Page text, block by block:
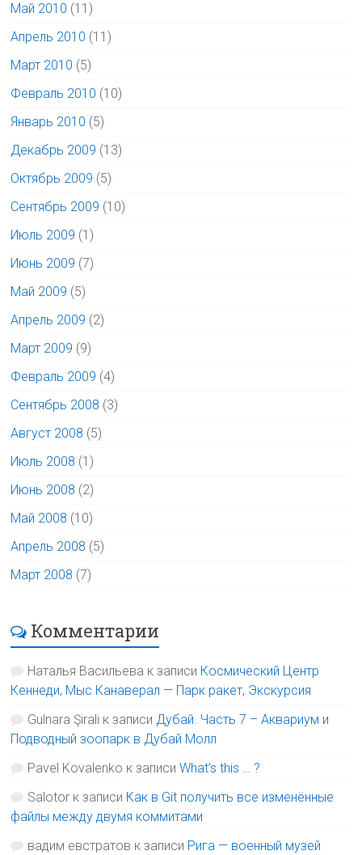
Май 2010 (11)
Апрель 2010 (11)
Март 2010 (5)
Февраль 2010 (10)
Январь 2010 (5)
Декабрь 2009 (13)
Октябрь 2009 (5)
Сентябрь 2009 (10)
Июль 2009 (1)
Июнь 2009 (7)
Май 2009 (5)
Апрель 2009 (2)
Март 2009 (9)
Февраль 2009 (4)
Сентябрь 2008 (3)
Август 2008 (5)
Июль 2008 (1)
Июнь 2008 (2)
Май 2008 (10)
Апрель 2008 (5)
Март 2008 (7)
Комментарии
Наталья Васильева к записи Космический Центр
Кеннеди, Мыс Канаверал — Парк ракет, Экскурсия
Gulnara Şirali к записи Дубай. Часть 7 – Аквариум и
Подводный зоопарк в Дубай Молл
Pavel Kovalenko к записиWhat’s this … ?
Salotor к записи Как в Git получить все изменённые
файлы между двумя коммитами
вадим евстратов к записи Рига — военный музей